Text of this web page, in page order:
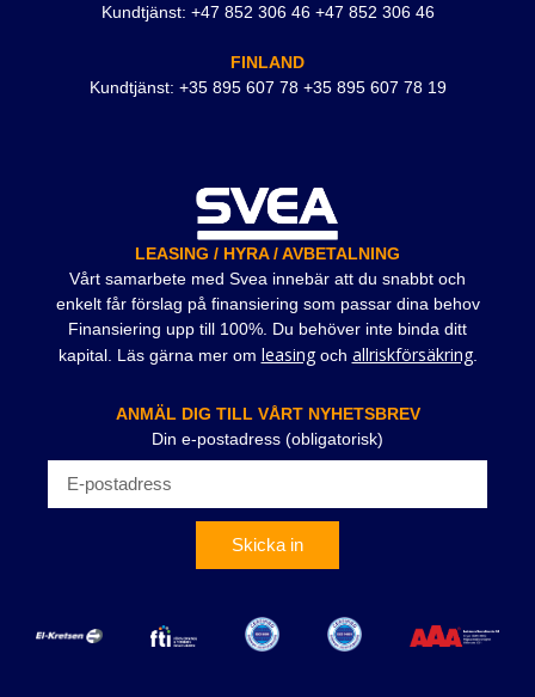
Kundtjänst: +47 852 306 46 +47 852 306 46
FINLAND
Kundtjänst: +35 895 607 78 +35 895 607 78 19
LEASING / HYRA / AVBETALNING
Vårt samarbete med Svea innebär att du snabbt och
enkelt får förslag på finansiering som passar dina behov
Finansiering upp till 100%. Du behöver inte binda ditt
kapital. Läs gärna mer om leasingoch allriskförsäkring.
ANMÄL DIG TILL VÅRT NYHETSBREV
Din e-postadress (obligatorisk)
Skicka in